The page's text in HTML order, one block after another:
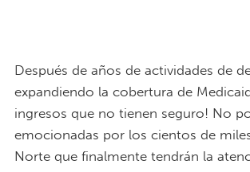
Después de años de actividades de
expandiendo la cobertura de
ingresos que no tienen seguro! No
emocionadas por los cientos de
Norte que finalmente tendrán la